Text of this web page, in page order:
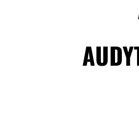
CERTYFIKACJA ISO 37001 –
WDROŻENIA ISO 37001